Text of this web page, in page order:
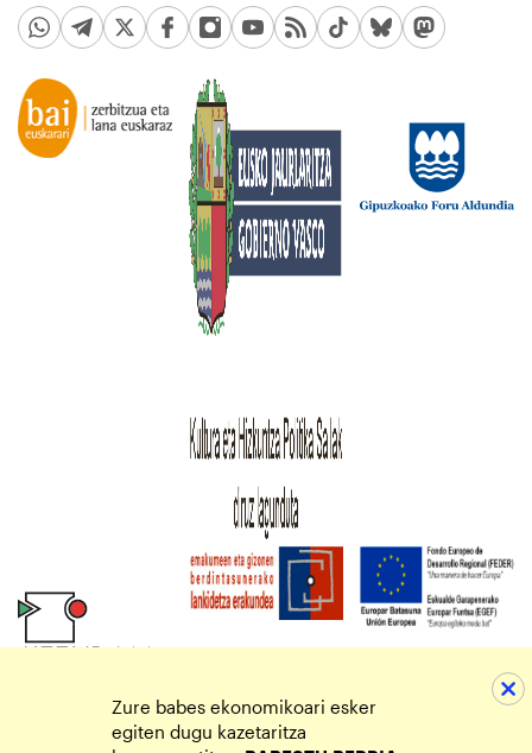
Zure babes ekonomikoari esker
egiten dugu kazetaritza